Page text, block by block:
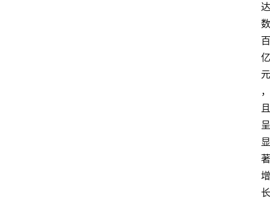
达
数
百
亿
元
，
且
呈
显
著
增
长